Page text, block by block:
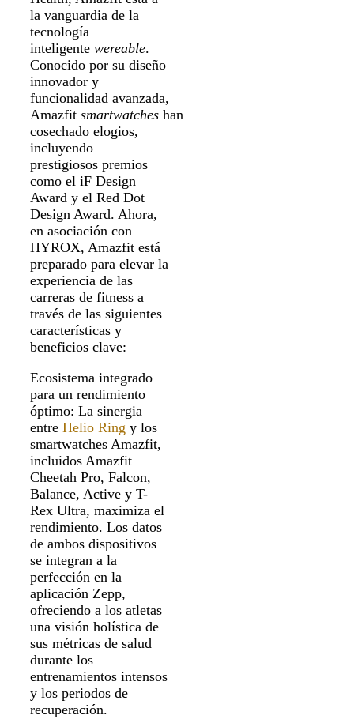
la vanguardia de la
tecnología
inteligente wereable.
Conocido por su diseño
innovador y
funcionalidad avanzada,
Amazfit smartwatches han
cosechado elogios,
incluyendo
prestigiosos premios
como el iF Design
Award y el Red Dot
Design Award. Ahora,
en asociación con
HYROX, Amazfit está
preparado para elevar la
experiencia de las
carreras de fitness a
través de las siguientes
características y
beneficios clave:
Ecosistema integrado
para un rendimiento
óptimo: La sinergia
entre Helio Ring y los
smartwatches Amazfit,
incluidos Amazfit
Cheetah Pro, Falcon,
Balance, Active y T-
Rex Ultra, maximiza el
rendimiento. Los datos
de ambos dispositivos
se integran a la
perfección en la
aplicación Zepp,
ofreciendo a los atletas
una visión holística de
sus métricas de salud
durante los
entrenamientos intensos
y los periodos de
recuperación.